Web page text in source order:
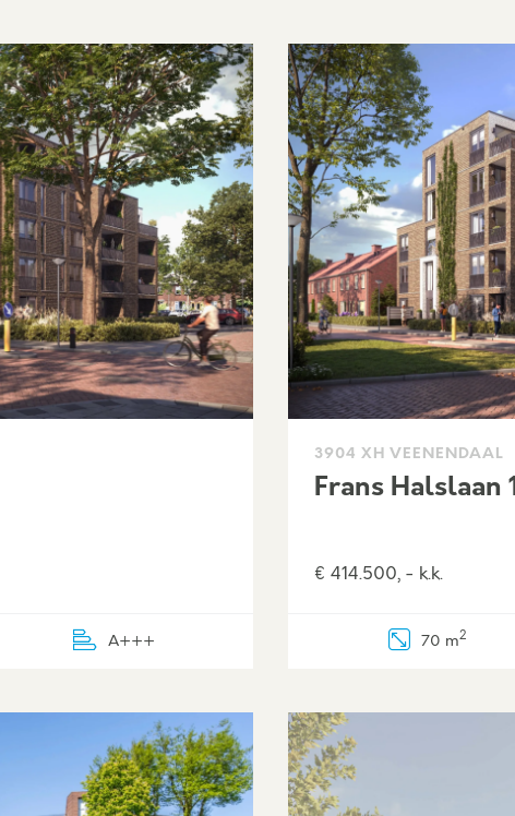
A+++
3904 XH VEENENDAAL
Frans Halslaan
€ 414.500, - k.k.
70 m2